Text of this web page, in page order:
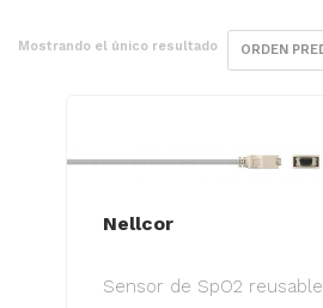
Mostrando el único resultado
Nellcor
Sensor de SpO2 reusable